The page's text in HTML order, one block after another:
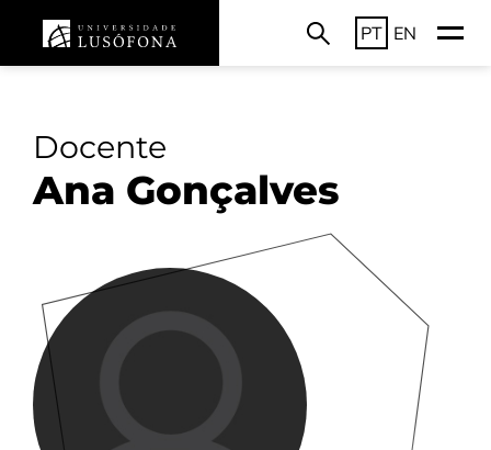
PT EN
Docente
Ana Gonçalves